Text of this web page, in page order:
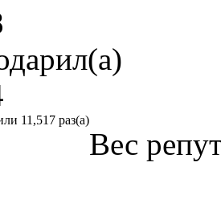
11,517 раз(а)
Вес